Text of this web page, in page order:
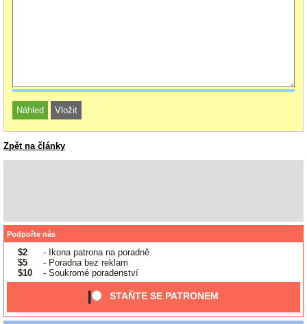
Zpět na články
Podpořte nás
$2
- Ikona patrona na poradně
$5
- Poradna bez reklam
$10
- Soukromé poradenství
STAŇTE SE PATRONEM